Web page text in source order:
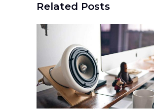
Related Posts